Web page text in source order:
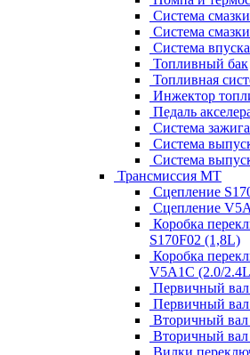
Система
Система
Система впуска
Топливный бак
Топливная
Инжектор
Педаль
Система
Система
Система
Трансмиссия МТ
Сцепление
Сцепление
Коробка
S170F02 (1,8L)
Коробка
V5A1C (2.0/
Первичный
Первичный
Вторичный
Вторичный
Вилки